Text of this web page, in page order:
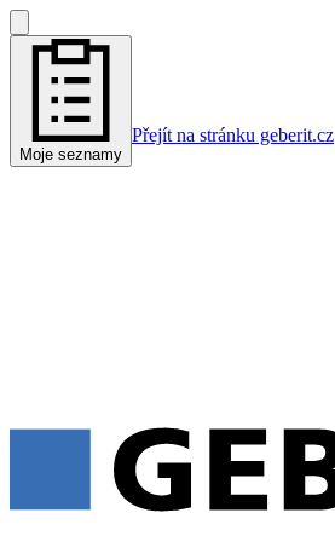
Moje seznamy
Přejít na stránku geberit.cz